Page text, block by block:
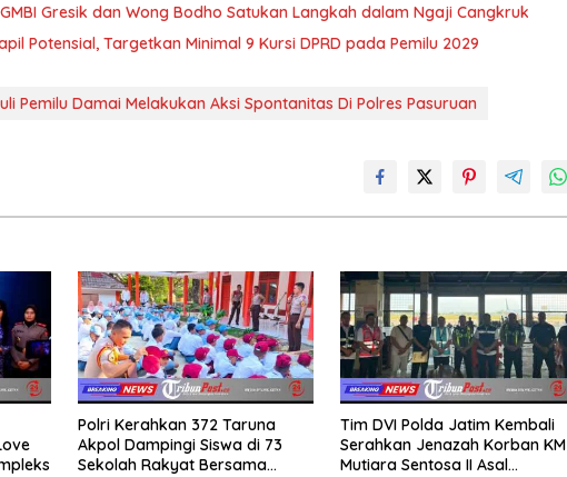
Gresik dan Wong Bodho Satukan Langkah dalam Ngaji Cangkruk
Potensial, Targetkan Minimal 9 Kursi DPRD pada Pemilu 2029
Pemilu Damai Melakukan Aksi Spontanitas Di Polres Pasuruan
Polri Kerahkan 372 Taruna
Akpol Dampingi Siswa di 73
Sekolah Rakyat Bersama
Tim DVI Polda Jatim Kembali
Serahkan Jenazah Korban KM
Mutiara Sentosa II Asal